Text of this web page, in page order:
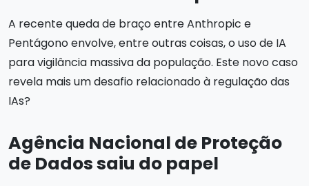
A recente queda de braço entre Anthropic e
Pentágono envolve, entre outras coisas, o uso de IA
para vigilância massiva da população. Este novo caso
revela mais um desafio relacionado à regulação das
IAs?
Agência Nacional de Proteção
de Dados saiu do papel